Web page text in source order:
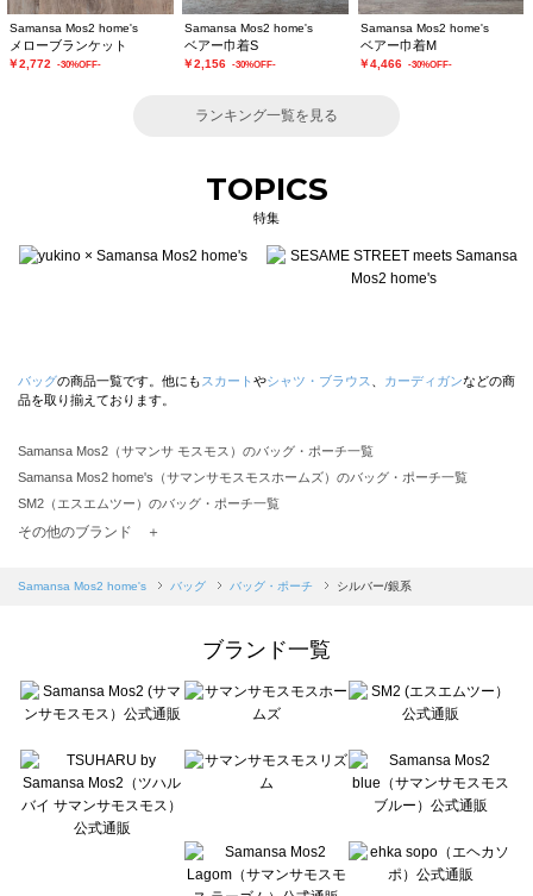
Samansa Mos2 home's
メローブランケット
￥2,772 -30%OFF-
Samansa Mos2 home's
ベアー巾着S
￥2,156 -30%OFF-
Samansa Mos2 home's
ベアー巾着M
￥4,466 -30%OFF-
ランキング一覧を見る
TOPICS
特集
バッグの商品一覧です。他にも スカート やシャツ・ブラウス カーディガンなどの商
品を取り揃えております。
Samansa Mos2（サマンサ モスモス）のバッグ・ポーチ一覧
Samansa Mos2 home's（サマンサモスモスホームズ）のバッグ・ポーチ一覧
SM2（エスエムツー）のバッグ・ポーチ一覧
Samansa Mos2 blue（サマンサモスモス ブルー）のバッグ・ポーチ一覧
sō4ū（ソウフォーユー）のバッグ・ポーチ一覧
Te chichi（テチチ）のバッグ・ポーチ一覧
Te chichi CLASSIC（テチチ クラシック）のバッグ・ポーチ一覧
Lugnoncure（ルノンキュール）のバッグ・ポーチ一覧
BETTY'S BLUE（べティーズブルー）のバッグ・ポーチ一覧
Wpc.（ワールドパーティー）のバッグ・ポーチ一覧
その他のブランド ＋
Samansa Mos2 home's バッグ バッグ・ポーチ シルバー/銀系
ブランド一覧